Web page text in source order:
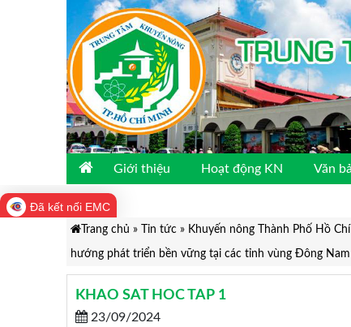
Giới thiệu Hoạt động KN Văn
Đã kết nối EMC
Trang chủ » Tin tức» Khuyến nông Thành Phố Hồ
hướng phát triển bền vững tại các tỉnh vùng Đông
KHAO SAT HOC TAP 1
23/09/2024